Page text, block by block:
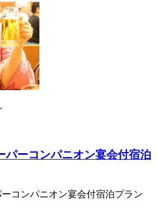
パーコンパニオン宴会付宿泊
コンパニオン宴会付宿泊プラン